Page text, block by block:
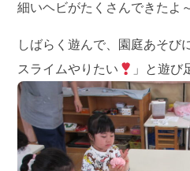
細いヘビがたくさんできたよ
しばらく遊んで、園庭あそび
スライムやりたい
」と遊び